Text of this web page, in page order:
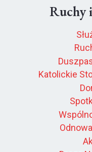
Ruchy
Katolickie